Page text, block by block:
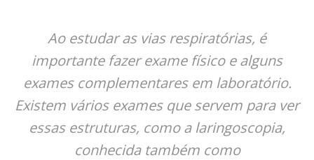
Ao estudar as vias respiratórias, é
importante fazer exame físico e alguns
exames complementares em laboratório.
Existem vários exames que servem para ver
essas estruturas, como a laringoscopia,
conhecida também como